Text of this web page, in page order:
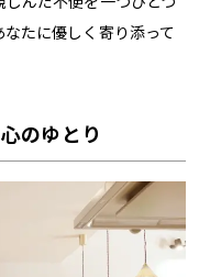
たに優しく寄り添って
のゆとり